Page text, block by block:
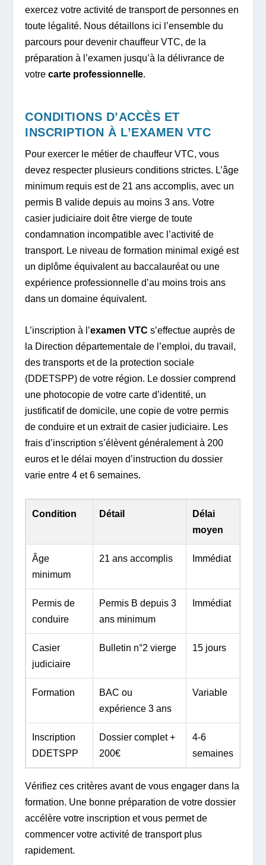
exercez votre activité de transport de personnes en
toute légalité. Nous détaillons ici l’ensemble du
parcours pour devenir chauffeur VTC, de la
préparation à l’examen jusqu’à la délivrance de
votrecarte professionnelle.
CONDITIONS D’ACCÈS ET
INSCRIPTION À L’EXAMEN VTC
Pour exercer le métier de chauffeur VTC, vous
devez respecter plusieurs conditions strictes. L’âge
minimum requis est de 21 ans accomplis, avec un
permis B valide depuis au moins 3 ans. Votre
casier judiciaire doit être vierge de toute
condamnation incompatible avec l’activité de
transport. Le niveau de formation minimal exigé est
un diplôme équivalent au baccalauréat ou une
expérience professionnelle d’au moins trois ans
dans un domaine équivalent.
L’inscription à l’examen VTC s’effectue auprès de
la Direction départementale de l’emploi, du travail,
des transports et de la protection sociale
(DDETSPP) de votre région. Le dossier comprend
une photocopie de votre carte d’identité, un
justificatif de domicile, une copie de votre permis
de conduire et un extrait de casier judiciaire. Les
frais d’inscription s’élèvent généralement à 200
euros et le délai moyen d’instruction du dossier
varie entre 4 et 6 semaines.
Condition Détail
Délai
moyen
Âge
minimum
21 ans accomplis Immédiat
Permis de
conduire
Permis B depuis 3
ans minimum
Immédiat
Casier
judiciaire
Bulletin n°2 vierge 15 jours
Formation
BAC ou
expérience 3 ans
Variable
Inscription
DDETSPP
Dossier complet +
200€
4-6
semaines
Vérifiez ces critères avant de vous engager dans la
formation. Une bonne préparation de votre dossier
accélère votre inscription et vous permet de
commencer votre activité de transport plus
rapidement.